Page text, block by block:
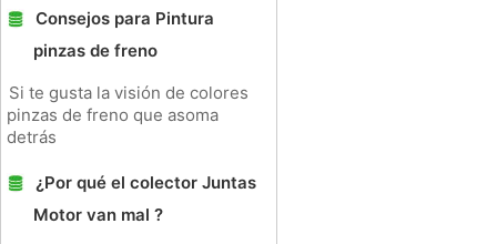
Consejos para Pintura
pinzas de freno
Si te gusta la visión de colores
pinzas de freno que asoma
detrás
¿Por qué el colector Juntas
Motor van mal ?